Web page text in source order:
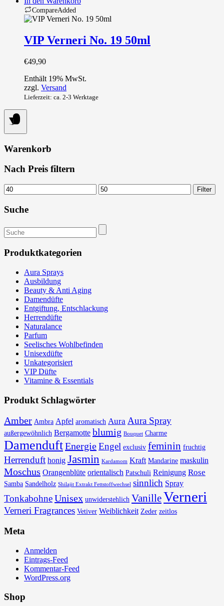
CompareAdded
VIP Verneri No. 19 50ml
€49,90
Enthält 19% MwSt.
zzgl. Versand
Lieferzeit: ca. 2-3 Werktage
Warenkorb
Nach Preis filtern
Min.
Preis
Max.
Preis
Filter
Suche
Suchen
nach:
Produktkategorien
Aura Sprays
Ausbildung
Beauty & Anti Aging
Damendüfte
Entgiftung, Entschlackung
Herrendüfte
Naturalance
Parfum
Seelisches Wohlbefinden
Unisexdüfte
Unkategorisiert
VIP Düfte
Vitamine & Essentials
Produkt Schlagwörter
Amber Ambra Apfel aromatisch Aura Aura Spray
außergewöhnlich Bergamotte blumig Bouquet Charme
DamenduftEnergieEngel exclusiv feminin fruchtig
Herrenduft honig Jasmin Kardamom Kraft Mandarine maskulin
Moschus Orangenblüte orientalisch Patschuli Reinigung Rose
Samba Sandelholz Shilajit Extrakt Fettstoffwechsel sinnlich Spray
TonkabohneUnisex unwiderstehlich VanilleVerneri
Verneri Fragrances Vetiver Weiblichkeit Zeder zeitlos
Meta
Anmelden
Eintrags-Feed
Kommentar-Feed
WordPress.org
Shop